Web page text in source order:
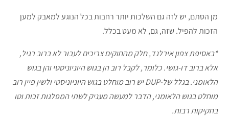
מן הסתם, יש לזה גם השלכות יותר רחבות בכל הנוגע למאבק למען
הזכות להפיל. שזה, גם, לא מעט בכלל.
*באסיפת צפון אירלנד, חלק מהחוקים צריכים לעבור לא ברוב רגיל,
אלא ברוב דו-גושי. כלומר, לקבל רוב הן בגוש היוניוניסטי והן בגוש
הלאומני. בגלל של-DUPיש רוב מוחלט בגוש היוניוניסטי ולשין פיין רוב
מוחלט בגוש הלאומני, הדבר למעשה מעניק לשתי המפלגות זכות וטו
בחקיקות רבות.